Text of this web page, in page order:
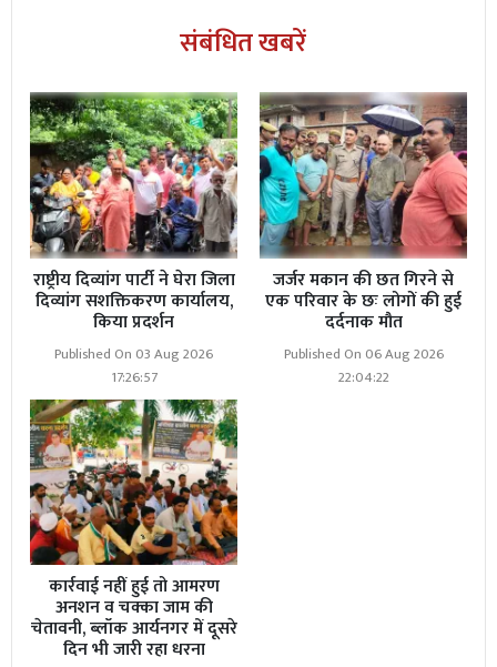
संबंधित खबरें
राष्ट्रीय दिव्यांग पार्टी ने घेरा जिला
दिव्यांग सशक्तिकरण कार्यालय,
किया प्रदर्शन
Published On 03 Aug 2026
17:26:57
जर्जर मकान की छत गिरने से
एक परिवार के छः लोगों की हुई
दर्दनाक मौत
Published On 06 Aug 2026
22:04:22
कार्रवाई नहीं हुई तो आमरण
अनशन व चक्का जाम की
चेतावनी, ब्लॉक आर्यनगर में दूसरे
दिन भी जारी रहा धरना